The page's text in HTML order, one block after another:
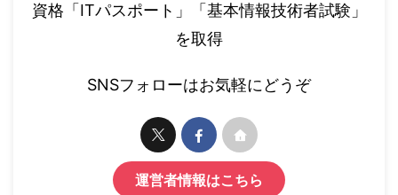
資格「ITパスポート」「基本情報技術者試験」
を取得
SNSフォローはお気軽にどうぞ
運営者情報はこちら